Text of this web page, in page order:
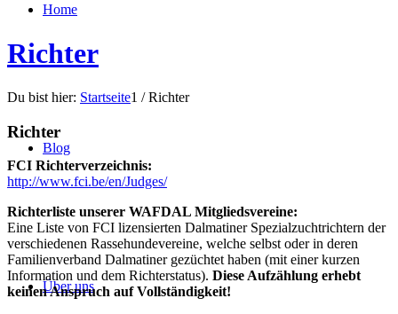
Home
Blog
Über uns
Richter
Du bist hier: Startseite1 / Richter
Richter
FCI Richterverzeichnis:
http://www.fci.be/en/Judges/
Richterliste unserer WAFDAL Mitgliedsvereine:
Eine Liste von FCI lizensierten Dalmatiner Spezialzuchtrichtern der
verschiedenen Rassehundevereine, welche selbst oder in deren
Familienverband Dalmatiner gezüchtet haben (mit einer kurzen
Information und dem Richterstatus). Diese Aufzählung erhebt
keinen Anspruch auf Vollständigkeit!